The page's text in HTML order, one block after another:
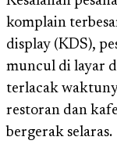
komplain
display (KDS),
muncul di layar
terlacak
restoran dan
bergerak selaras.